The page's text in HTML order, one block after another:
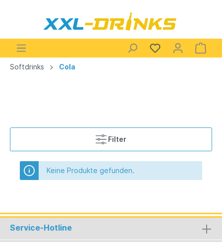
Softdrinks Cola
Filter
Keine Produkte gefunden.
Service-Hotline